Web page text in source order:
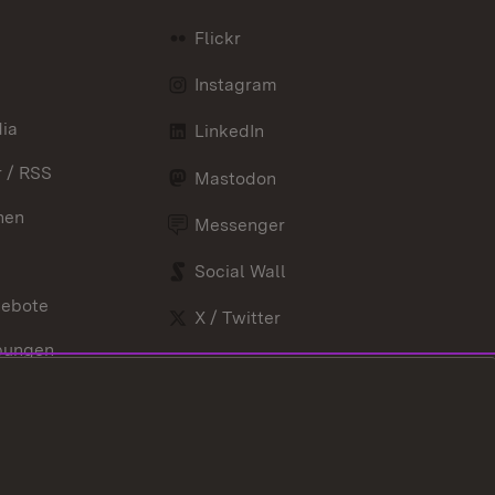
RSS
Flickr
Instagram
LinkedIn
Mastodon
Messenger
Social Wall
X / Twitter
Youtube